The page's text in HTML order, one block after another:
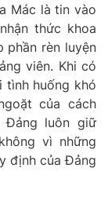
Mác là tin vào
thức khoa
rèn luyện
viên. Khi có
tình huống khó
của cách
luôn giữ
vì những
định của Đảng